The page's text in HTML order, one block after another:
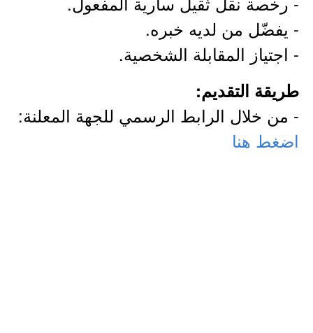
- يفضّل من لديه خبره.
- اجتياز المقابلة الشخصية.
طريقة التقديم:
- من خلال الرابط الرسمي للجهة المعلنة:
اضغط هنا